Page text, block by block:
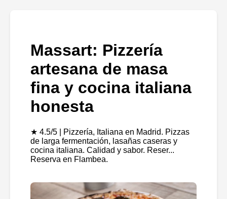
Massart: Pizzería
artesana de masa
fina y cocina italiana
honesta
★ 4.5/5 | Pizzería, Italiana en Madrid. Pizzas
de larga fermentación, lasañas caseras y
cocina italiana. Calidad y sabor. Reser...
Reserva en Flambea.